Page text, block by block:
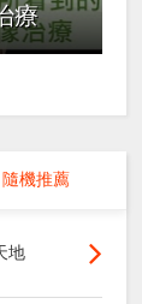
療
隨機推薦
地